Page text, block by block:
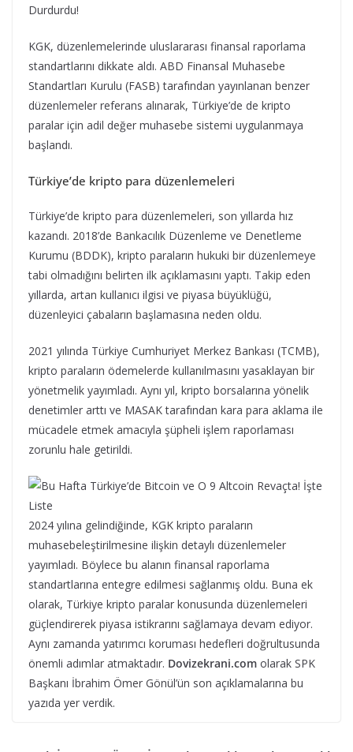
KGK, düzenlemelerinde uluslararası finansal raporlama
standartlarını dikkate aldı. ABD Finansal Muhasebe
Standartları Kurulu (FASB) tarafından yayınlanan benzer
düzenlemeler referans alınarak, Türkiye’de de kripto
paralar için adil değer muhasebe sistemi uygulanmaya
başlandı.
Türkiye’de kripto para düzenlemeleri
Türkiye’de kripto para düzenlemeleri, son yıllarda hız
kazandı. 2018’de Bankacılık Düzenleme ve Denetleme
Kurumu (BDDK), kripto paraların hukuki bir düzenlemeye
tabi olmadığını belirten ilk açıklamasını yaptı. Takip eden
yıllarda, artan kullanıcı ilgisi ve piyasa büyüklüğü,
düzenleyici çabaların başlamasına neden oldu.
2021 yılında Türkiye Cumhuriyet Merkez Bankası (TCMB),
kripto paraların ödemelerde kullanılmasını yasaklayan bir
yönetmelik yayımladı. Aynı yıl, kripto borsalarına yönelik
denetimler arttı ve MASAK tarafından kara para aklama ile
mücadele etmek amacıyla şüpheli işlem raporlaması
zorunlu hale getirildi.
2024 yılına gelindiğinde, KGK kripto paraların
muhasebeleştirilmesine ilişkin detaylı düzenlemeler
yayımladı. Böylece bu alanın finansal raporlama
standartlarına entegre edilmesi sağlanmış oldu. Buna ek
olarak, Türkiye kripto paralar konusunda düzenlemeleri
güçlendirerek piyasa istikrarını sağlamaya devam ediyor.
Aynı zamanda yatırımcı koruması hedefleri doğrultusunda
önemli adımlar atmaktadır. Dovizekrani.com olarak SPK
Başkanı İbrahim Ömer Gönül’ün son açıklamalarına bu
yazıda yer verdik.